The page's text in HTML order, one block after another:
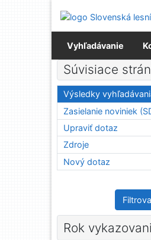
Prejsť na menu
Prehlásenie o
Vyhľadávanie
Výsledky
Súvisiace
Výsledky
Zasielanie noviniek
Upraviť dotaz
Zdroje
Nový dotaz
Rok